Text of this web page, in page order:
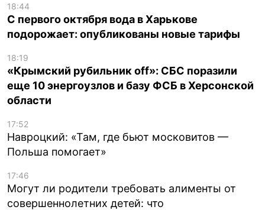
18:44
С первого октября вода в Харькове
подорожает: опубликованы новые тарифы
18:19
«Крымский рубильник off»: СБС поразили
еще 10 энергоузлов и базу ФСБ в Херсонской
области
17:52
Навроцкий: «Там, где бьют московитов —
Польша помогает»
17:46
Могут ли родители требовать алименты от
совершеннолетних детей: что